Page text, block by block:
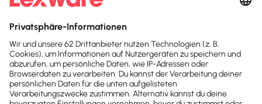
Inhalte des Beitrags
Einleitung
Zusammenfassung